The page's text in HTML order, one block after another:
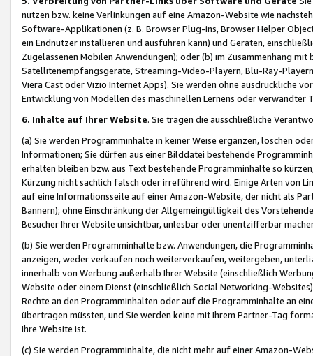
nutzen bzw. keine Verlinkungen auf eine Amazon-Website wie
Software-Applikationen (z. B. Browser Plug-ins, Browser Helper
ein Endnutzer installieren und ausführen kann) und Geräten,
Zugelassenen Mobilen Anwendungen); oder (b) im Zusammenhang
Satellitenempfangsgeräte, Streaming-Video-Playern, Blu-Ray-
Viera Cast oder Vizio Internet Apps). Sie werden ohne ausdrückliche
Entwicklung von Modellen des maschinellen Lernens oder
6. Inhalte auf Ihrer Website. Sie tragen die ausschließliche
(a) Sie werden Programminhalte in keiner Weise ergänzen, löschen
Informationen; Sie dürfen aus einer Bilddatei bestehende
erhalten bleiben bzw. aus Text bestehende Programminhalte so
Kürzung nicht sachlich falsch oder irreführend wird. Einige Arten von
auf eine Informationsseite auf einer Amazon-Website, der nicht als
Bannern); ohne Einschränkung der Allgemeingültigkeit des
Besucher Ihrer Website unsichtbar, unlesbar oder unentzifferbar
(b) Sie werden Programminhalte bzw. Anwendungen, die
anzeigen, weder verkaufen noch weiterverkaufen, weitergeben,
innerhalb von Werbung außerhalb Ihrer Website (einschließlich
Website oder einem Dienst (einschließlich Social Networking-
Rechte an den Programminhalten oder auf die Programminhalte an
übertragen müssten, und Sie werden keine mit Ihrem Partner-Tag
Ihre Website ist.
(c) Sie werden Programminhalte, die nicht mehr auf einer Amazon-